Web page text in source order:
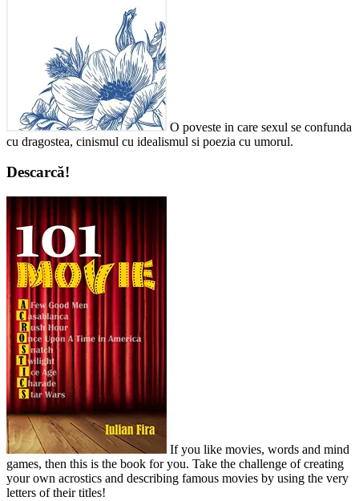
O poveste in care sexul se confunda
cu dragostea, cinismul cu idealismul si poezia cu umorul.
Descarcă!
If you like movies, words and mind
games, then this is the book for you. Take the challenge of creating
your own acrostics and describing famous movies by using the very
letters of their titles!